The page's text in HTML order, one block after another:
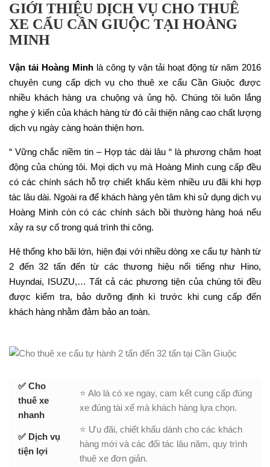
GIỚI THIỆU DỊCH VỤ CHO THUÊ
XE CẨU CẦN GIUỘC TẠI HOÀNG
MINH
Vận tải Hoàng Minhlà công ty vận tải hoạt động từ năm 2016
chuyên cung cấp dịch vụ cho thuê xe cẩu Cần Giuộc được
nhiều khách hàng ưa chuộng và ủng hộ. Chúng tôi luôn lắng
nghe ý kiến của khách hàng từ đó cải thiện nâng cao chất lượng
dịch vụ ngày càng hoàn thiện hơn.
“ Vững chắc niềm tin – Hợp tác dài lâu “ là phương châm hoạt
động của chúng tôi. Mọi dịch vụ mà Hoàng Minh cung cấp đều
có các chính sách hỗ trợ chiết khấu kèm nhiều ưu đãi khi hợp
tác lâu dài. Ngoài ra để khách hàng yên tâm khi sử dụng dịch vụ
Hoàng Minh còn có các chính sách bồi thường hàng hoá nếu
xảy ra sự cố trong quá trình thi công.
Hệ thống kho bãi lớn, hiện đại với nhiều dòng xe cẩu tự hành từ
2 đến 32 tấn đến từ các thương hiệu nổi tiếng như Hino,
Huyndai, ISUZU,… Tất cả các phương tiện của chúng tôi đều
được kiểm tra, bảo dưỡng định kì trước khi cung cấp đến
khách hàng nhằm đảm bảo an toàn.
✅ Cho
thuê xe
nhanh
⭐ Alo là có xe ngay, cam kết cung cấp đúng
xe đúng tài xế mà khách hàng lựa chọn.
✅ Dịch vụ
tiện lợi
⭐ Ưu đãi, chiết khấu dành cho các khách
hàng mới và các đối tác lâu năm, quy trình
thuê xe đơn giản.